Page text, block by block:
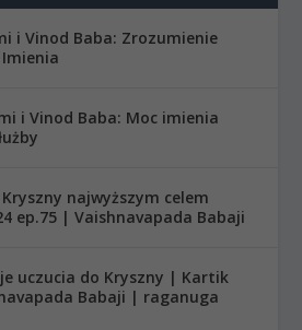
i Vinod Baba: Zrozumienie
Imienia
i Vinod Baba: Moc imienia
Kryszny najwyższym celem
ep.75 | Vaishnavapada Babaji
uczucia do Kryszny | Kartik
Babaji | raganuga